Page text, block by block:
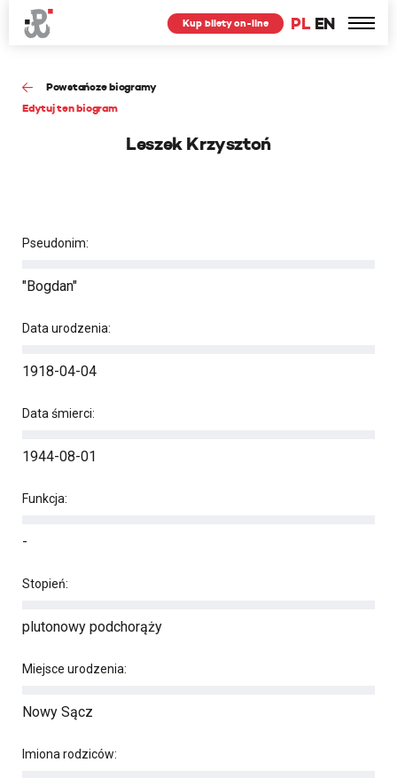
PL EN
Kup bilety on-line
Powstańcze biogramy
Edytuj ten biogram
Leszek Krzysztoń
Pseudonim:
"Bogdan"
Data urodzenia:
1918-04-04
Data śmierci:
1944-08-01
Funkcja:
-
Stopień:
plutonowy podchorąży
Miejsce urodzenia:
Nowy Sącz
Imiona rodziców: